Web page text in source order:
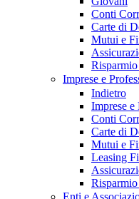
Conti
Carte di
Mutui e
Imprese e
Indietro
Imprese e
Conti
Carte di
Mutui e
Leasing
Enti e